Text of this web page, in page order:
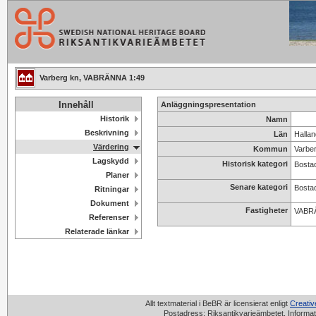
Varberg kn, VABRÄNNA 1:49
Innehåll
Historik
Beskrivning
Värdering
Lagskydd
Planer
Ritningar
Dokument
Referenser
Relaterade länkar
Anläggningspresentation
Namn
Län
Kommun
Historisk kategori
Senare kategori
Fastigheter
Allt textmaterial i BeBR är licensierat enligt
Postadress: Riksantikvarieämbetet,